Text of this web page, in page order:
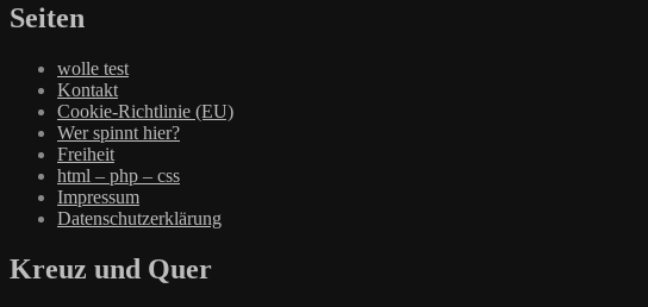
Seiten
wolle test
Kontakt
Cookie-Richtlinie (EU)
Wer spinnt hier?
Freiheit
html – php – css
Impressum
Datenschutzerklärung
Kreuz und Quer